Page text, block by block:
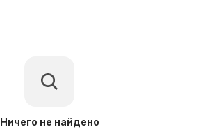
Ничего не найдено